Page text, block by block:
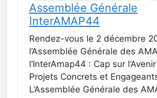
Assemblée Générale
InterAMAP44
Rendez-vous le 2 décembre
l’Assemblée Générale des
l’InterAmap44 : Cap sur
Projets Concrets et
L’Assemblée Générale des